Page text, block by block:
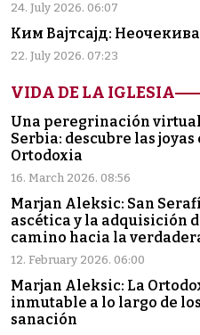
24. July 2026. 06:07
Ким Вајтсајд:
22. July 2026. 07:23
VIDA DE LA IGLESIA
Una peregrinación
Serbia: descubre las
Ortodoxia
16. March 2026. 08:56
Marjan Aleksic: San
ascética y la adquisición
camino hacia la
12. February 2026. 06:00
Marjan Aleksic: La
inmutable a lo largo de
sanación